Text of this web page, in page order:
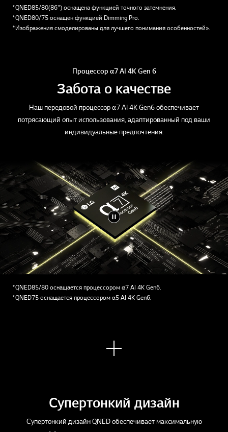
*QNED85/80(86") оснащена функцией точного затемнения.
*QNED80/75 оснащен функцией Dimming Pro.
*Изображения смоделированы для лучшего понимания особенностей».
Процессор α7 AI 4K Gen 6
Забота о качестве
Наш передовой процессор α7 AI 4K Gen6 обеспечивает
потрясающий опыт использования, адаптированный под ваши
индивидуальные предпочтения.
*QNED85/80 оснащается процессором α7 AI 4K Gen6.
*QNED75 оснащается процессором α5 AI 4K Gen6.
Узна
ть
Супертонкий дизайн
Супертонкий дизайн QNED обеспечивает максимальную